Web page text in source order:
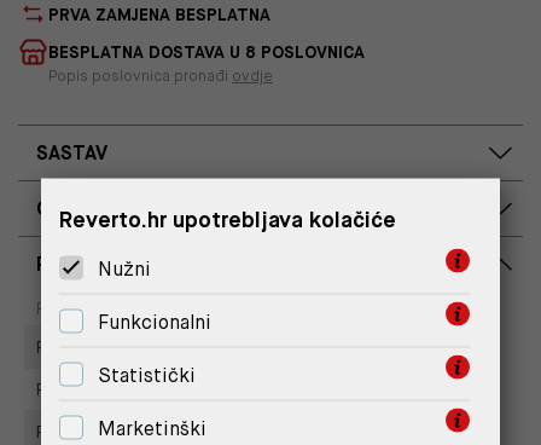
PRVA ZAMJENA BESPLATNA
BESPLATNA DOSTAVA U 8 POSLOVNICA
Popis poslovnica pronađi ovdje
SASTAV
OPIS PROIZVODA
RASPOLOŽIVOST PO POSLOVNICAMA
Poslovnica
Na upit
Replay Store, Mall of Split
Replay store, Arena centar
Replay Store, City Center One
Reverto.hr upotrebljava kolačiće
Nužni
Funkcionalni
Statistički
Marketinški